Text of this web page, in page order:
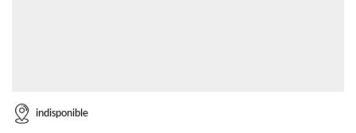
indisponible